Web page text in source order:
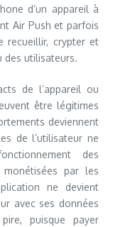
d’un appareil à
Air Push et parfois
recueillir, crypter et
des utilisateurs.
de l’appareil ou
être légitimes
deviennent
de l’utilisateur ne
des
par les
ne devient
avec ses données
puisque payer